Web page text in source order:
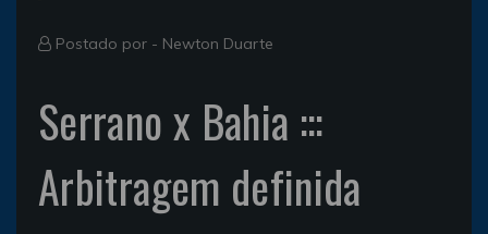
Postado por - Newton Duarte
Serrano x Bahia :::
Arbitragem definida